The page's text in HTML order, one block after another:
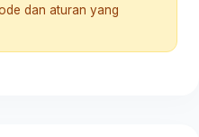
dan aturan yang